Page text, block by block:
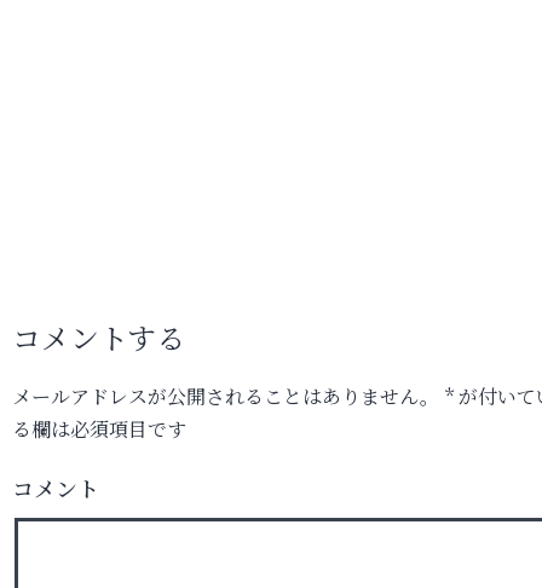
コメントする
メールアドレスが公開されることはありません。 *が付いて
る欄は必須項目です
コメント